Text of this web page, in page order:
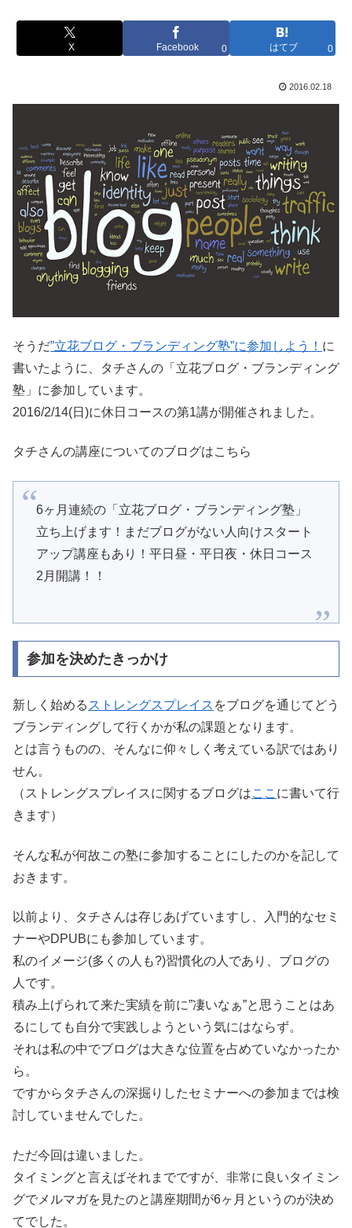
X Facebook 0 はてブ 0
2016.02.18
そうだ”立花ブログ・ブランディング塾”に参加しよう！ に
書いたように、タチさんの「立花ブログ・ブランディング
塾」に参加しています。
2016/2/14(日)に休日コースの第1講が開催されました。
タチさんの講座についてのブログはこちら
6ヶ月連続の「立花ブログ・ブランディング塾」
立ち上げます！まだブログがない人向けスタート
アップ講座もあり！平日昼・平日夜・休日コース
2月開講！！
参加を決めたきっかけ
新しく始めるストレングスプレイス をブログを通じてどう
ブランディングして行くかが私の課題となります。
とは言うものの、そんなに仰々しく考えている訳ではあり
せん。
（ストレングスプレイスに関するブログはここ に書いて行
きます）
そんな私が何故この塾に参加することにしたのかを記して
おきます。
以前より、タチさんは存じあげていますし、入門的なセミ
ナーやDPUBにも参加しています。
私のイメージ(多くの人も?)習慣化の人であり、ブログの
人です。
積み上げられて来た実績を前に”凄いなぁ”と思うことはあ
るにしても自分で実践しようという気にはならず。
それは私の中でブログは大きな位置を占めていなかったか
ら。
ですからタチさんの深掘りしたセミナーへの参加までは検
討していませんでした。
ただ今回は違いました。
タイミングと言えばそれまでですが、非常に良いタイミン
グでメルマガを見たのと講座期間が6ヶ月というのが決め
てでした。